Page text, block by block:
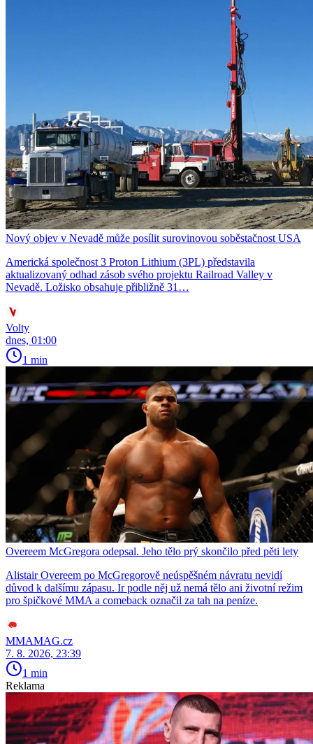
Nový objev v Nevadě může posílit surovinovou soběstačnost USA
Americká společnost 3 Proton Lithium (3PL) představila
aktualizovaný odhad zásob svého projektu Railroad Valley v
Nevadě. Ložisko obsahuje přibližně 31…
Volty
dnes, 01:00
1 min
Overeem McGregora odepsal. Jeho tělo prý skončilo před pěti lety
Alistair Overeem po McGregorově neúspěšném návratu nevidí
důvod k dalšímu zápasu. Ir podle něj už nemá tělo ani životní režim
pro špičkové MMA a comeback označil za tah na peníze.
MMAMAG.cz
7. 8. 2026, 23:39
1 min
Reklama